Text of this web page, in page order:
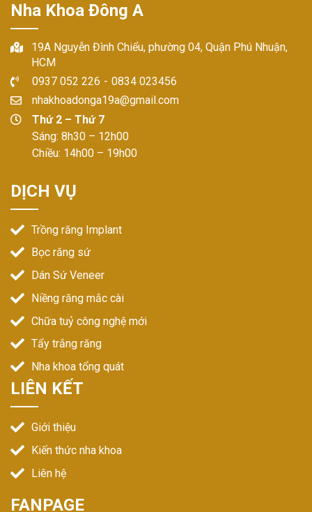
Nha Khoa Đông A
19A Nguyễn Đình Chiểu, phường 04, Quận Phú Nhuận,
HCM
0937 052 226 - 0834 023456
nhakhoadonga19a@gmail.com
Thứ 2 – Thứ 7
Sáng: 8h30 – 12h00
Chiều: 14h00 – 19h00
DỊCH VỤ
Trồng răng Implant
Bọc răng sứ
Dán Sứ Veneer
Niềng răng mắc cài
Chữa tuỷ công nghệ mới
Tẩy trắng răng
Nha khoa tổng quát
LIÊN KẾT
Giới thiệu
Kiến thức nha khoa
Liên hệ
FANPAGE